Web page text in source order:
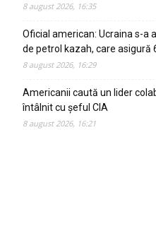
8 august 2026, 16:35
Oficial american: Ucraina s-a
de petrol kazah, care asigură
8 august 2026, 16:29
Americanii caută un lider
întâlnit cu șeful CIA
8 august 2026, 16:21